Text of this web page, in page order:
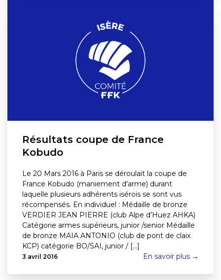
Résultats coupe de France
Kobudo
Le 20 Mars 2016 à Paris se déroulait la coupe de
France Kobudo (maniement d'arme) durant
laquelle plusieurs adhérents isérois se sont vus
récompensés. En individuel : Médaille de bronze
VERDIER JEAN PIERRE (club Alpe d’Huez AHKA)
Catégorie armes supérieurs, junior /senior Médaille
de bronze MAIA ANTONIO (club de pont de claix
KCP) catégorie BO/SAI, junior / [...]
3 avril 2016 En savoir plus →